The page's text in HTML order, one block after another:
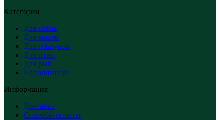
Категории
Для собак
Для кошек
Для грызунов
Для птиц
Для рыб
Наполнители
Информация
Доставка
Способы оплаты